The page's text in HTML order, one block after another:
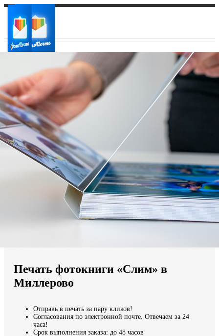
Ваш город:
Ваш регион доставки
Выберите из списка:
Мы доставляем по всему миру
Продолжить без города
Печать фотокниги «Слим» в
Миллерово
Отправь в печать за пару кликов!
Согласования по электронной почте. Отвечаем за 24
часа!
Срок выполнения заказа: до 48 часов